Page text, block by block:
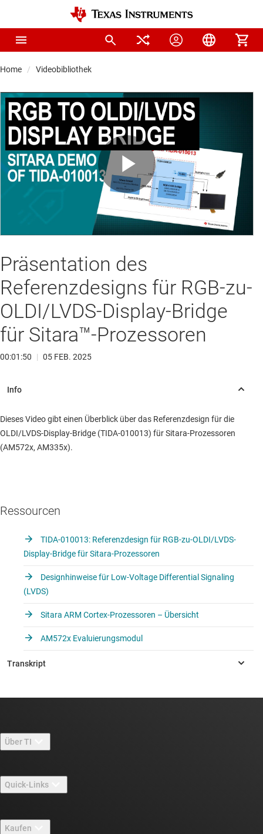
Home Videobibliothek
Play
Präsentation des
Referenzdesigns für RGB-zu-
OLDI/LVDS-Display-Bridge
für Sitara™-Prozessoren
00:01:50 | 05 FEB. 2025
Dieses Video gibt einen Überblick über das Referenzdesign für die
OLDI/LVDS-Display-Bridge (TIDA-010013) für Sitara-Prozessoren
(AM572x, AM335x).
Ressourcen
TIDA-010013: Referenzdesign für RGB-zu-OLDI/LVDS-
Display-Bridge für Sitara-Prozessoren
Designhinweise für Low-Voltage Differential Signaling
(LVDS)
Sitara ARM Cortex-Prozessoren – Übersicht
AM572x Evaluierungsmodul
Über TI
Stellenangebote
Newsroom
Quick-Links
Kaufen